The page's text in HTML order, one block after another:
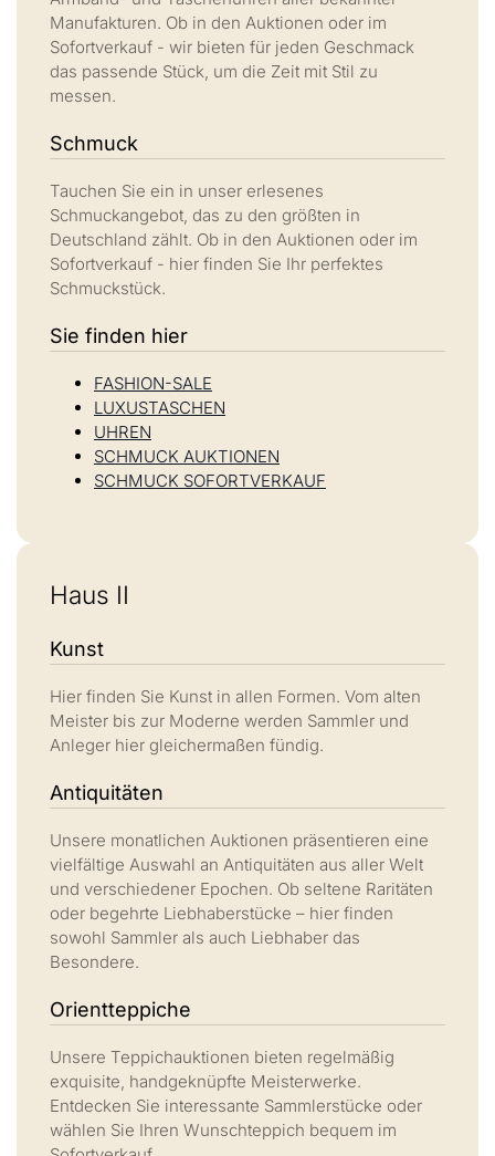
Manufakturen. Ob in den Auktionen oder im
Sofortverkauf - wir bieten für jeden Geschmack
das passende Stück, um die Zeit mit Stil zu
messen.
Schmuck
Tauchen Sie ein in unser erlesenes
Schmuckangebot, das zu den größten in
Deutschland zählt. Ob in den Auktionen oder im
Sofortverkauf - hier finden Sie Ihr perfektes
Schmuckstück.
Sie finden hier
FASHION-SALE
LUXUSTASCHEN
UHREN
SCHMUCK AUKTIONEN
SCHMUCK SOFORTVERKAUF
Haus II
Kunst
Hier finden Sie Kunst in allen Formen. Vom alten
Meister bis zur Moderne werden Sammler und
Anleger hier gleichermaßen fündig.
Antiquitäten
Unsere monatlichen Auktionen präsentieren eine
vielfältige Auswahl an Antiquitäten aus aller Welt
und verschiedener Epochen. Ob seltene Raritäten
oder begehrte Liebhaberstücke – hier finden
sowohl Sammler als auch Liebhaber das
Besondere.
Orientteppiche
Unsere Teppichauktionen bieten regelmäßig
exquisite, handgeknüpfte Meisterwerke.
Entdecken Sie interessante Sammlerstücke oder
wählen Sie Ihren Wunschteppich bequem im